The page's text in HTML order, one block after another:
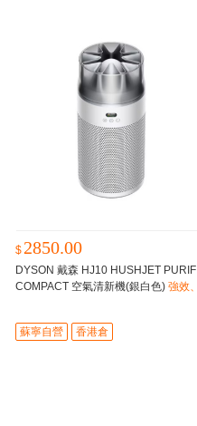
$ 2850.00
DYSON 戴森 HJ10 HUSHJET
COMPACT 空氣清新機(銀白色) 強效
蘇寧自營 香港倉